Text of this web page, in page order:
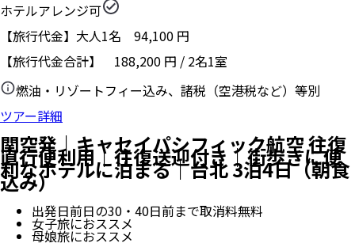
ホテルアレンジ可
【旅行代金】大人1名 94,100 円
【旅行代金合計】 188,200 円 / 2名1室
燃油・リゾートフィー込み、諸税（空港税など）等別
ツアー詳細
関空発｜キャセイパシフィック航空 往復
直行便利用｜往復送迎付き｜街歩きに便
利なホテルに泊まる｜台北 3泊4日（朝食
込み）
出発日前日の30・40日前まで取消料無料
女子旅におススメ
母娘旅におススメ